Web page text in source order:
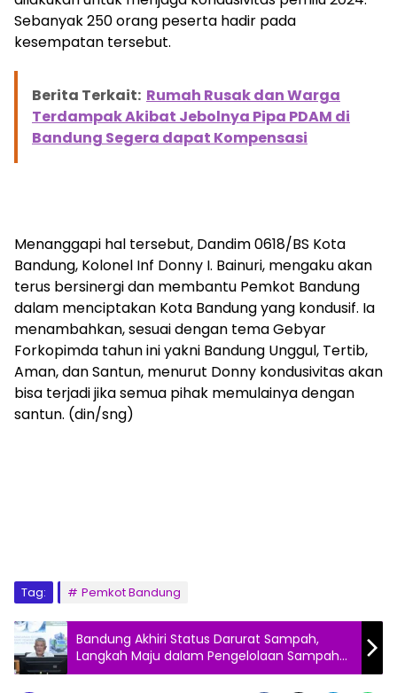
Sebanyak 250 orang peserta hadir pada
kesempatan tersebut.
Berita Terkait: Rumah Rusak dan Warga
Terdampak Akibat Jebolnya Pipa PDAM di
Bandung Segera dapat Kompensasi
Menanggapi hal tersebut, Dandim 0618/BS Kota
Bandung, Kolonel Inf Donny I. Bainuri, mengaku akan
terus bersinergi dan membantu Pemkot Bandung
dalam menciptakan Kota Bandung yang kondusif. Ia
menambahkan, sesuai dengan tema Gebyar
Forkopimda tahun ini yakni Bandung Unggul, Tertib,
Aman, dan Santun, menurut Donny kondusivitas akan
bisa terjadi jika semua pihak memulainya dengan
santun. (din/sng)
Tag: Pemkot Bandung
Bandung Akhiri Status Darurat Sampah,
Langkah Maju dalam Pengelolaan Sampah
Mandiri